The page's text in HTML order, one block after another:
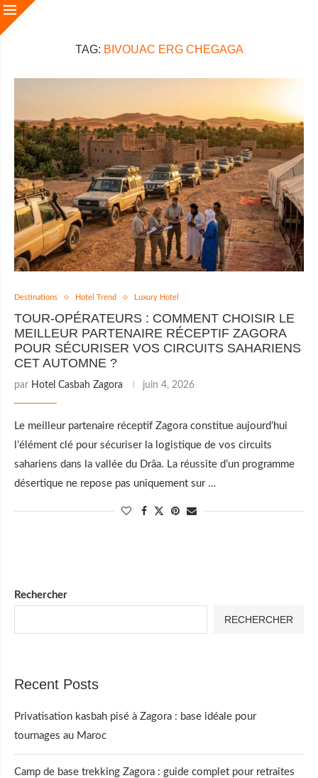
TAG: BIVOUAC ERG CHEGAGA
Destinations Hotel Trend Luxury Hotel
TOUR-OPÉRATEURS : COMMENT CHOISIR LE
MEILLEUR PARTENAIRE RÉCEPTIF ZAGORA
POUR SÉCURISER VOS CIRCUITS SAHARIENS
CET AUTOMNE ?
par Hotel Casbah Zagora juin 4, 2026
Le meilleur partenaire réceptif Zagora constitue aujourd’hui
l’élément clé pour sécuriser la logistique de vos circuits
sahariens dans la vallée du Drâa. La réussite d’un programme
désertique ne repose pas uniquement sur …
Rechercher
RECHERCHER
Recent Posts
Privatisation kasbah pisé à Zagora : base idéale pour
tournages au Maroc
Camp de base trekking Zagora : guide complet pour retraites